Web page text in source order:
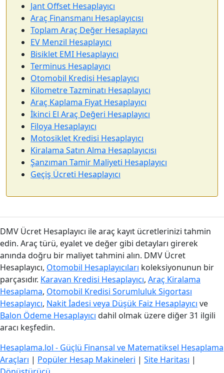
Jant Offset Hesaplayıcı
Araç Finansmanı Hesaplayıcısı
Toplam Araç Değer Hesaplayıcı
EV Menzil Hesaplayıcı
Bisiklet EMI Hesaplayıcı
Terminus Hesaplayıcı
Otomobil Kredisi Hesaplayıcı
Kilometre Tazminatı Hesaplayıcı
Araç Kaplama Fiyat Hesaplayıcı
İkinci El Araç Değeri Hesaplayıcı
Filoya Hesaplayıcı
Motosiklet Kredisi Hesaplayıcı
Kiralama Satın Alma Hesaplayıcısı
Şanzıman Tamir Maliyeti Hesaplayıcı
Geçiş Ücreti Hesaplayıcı
DMV Ücret Hesaplayıcı ile araç kayıt ücretlerinizi tahmin
edin. Araç türü, eyalet ve değer gibi detayları girerek
anında doğru bir maliyet tahmini alın. DMV Ücret
Hesaplayıcı, Otomobil Hesaplayıcıları koleksiyonunun bir
parçasıdır. Karavan Kredisi Hesaplayıcı, Araç Kiralama
Hesaplama, Otomobil Kredisi Sorumluluk Sigortası
Hesaplayıcı, Nakit İadesi veya Düşük Faiz Hesaplayıcı ve
Balon Ödeme Hesaplayıcı dahil olmak üzere diğer 31 ilgili
aracı keşfedin.
Hesaplama.lol - Güçlü Finansal ve Matematiksel Hesaplama
Araçları | Popüler Hesap Makineleri | Site Haritası |